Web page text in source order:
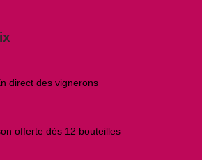
direct des vignerons
offerte dès 12 bouteilles